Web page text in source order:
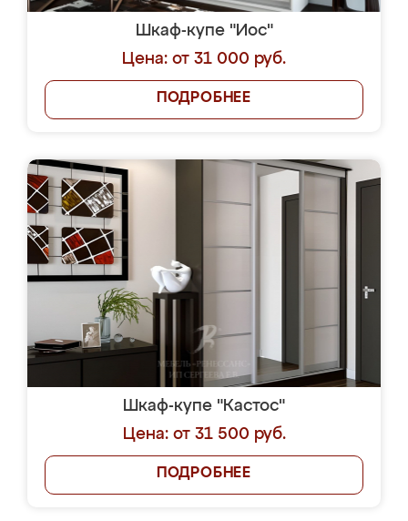
Шкаф-купе "Иос"
Цена: от 31 000 руб.
ПОДРОБНЕЕ
Шкаф-купе "Кастос"
Цена: от 31 500 руб.
ПОДРОБНЕЕ